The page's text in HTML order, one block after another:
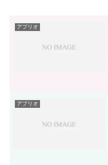
アプリオ
アプリオ